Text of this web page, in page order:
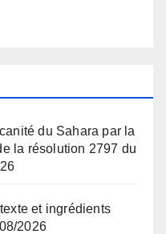
du Sahara par la
la résolution 2797 du
et ingrédients
2026